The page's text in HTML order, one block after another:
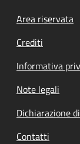
Footer
Area riservata
Crediti
Informativa
Note legali
Dichiarazione
Contatti